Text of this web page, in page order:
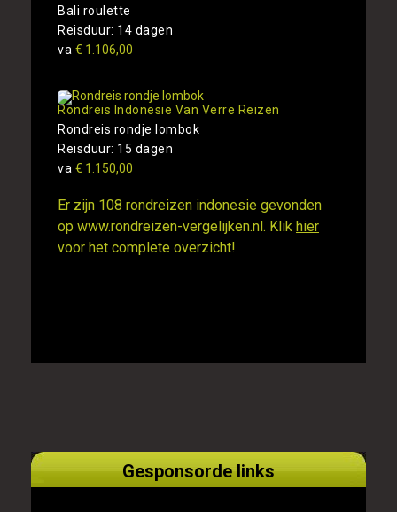
Bali roulette
Reisduur: 14 dagen
va € 1.106,00
Rondreis Indonesie Van Verre Reizen
Rondreis rondje lombok
Reisduur: 15 dagen
va € 1.150,00
Er zijn 108 rondreizen indonesie gevonden
op www.rondreizen-vergelijken.nl. Klik hier
voor het complete overzicht!
Gesponsorde links